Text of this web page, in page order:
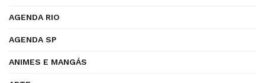
AGENDA RIO
AGENDA SP
ANIMES E MANGÁS